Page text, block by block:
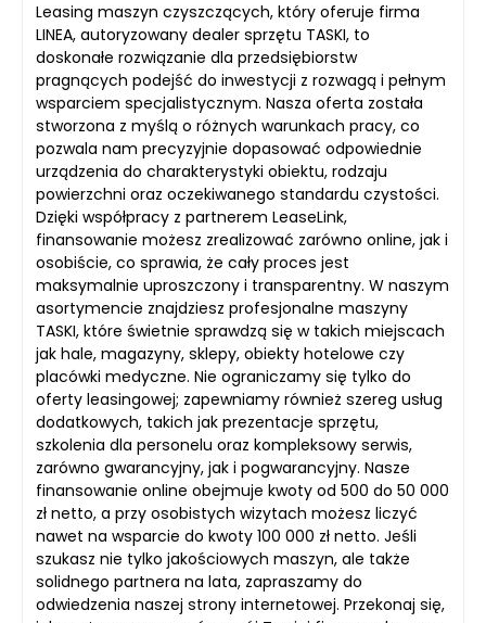
Leasing maszyn czyszczących, który oferuje firma
LINEA, autoryzowany dealer sprzętu TASKI, to
doskonałe rozwiązanie dla przedsiębiorstw
pragnących podejść do inwestycji z rozwagą i pełnym
wsparciem specjalistycznym. Nasza oferta została
stworzona z myślą o różnych warunkach pracy, co
pozwala nam precyzyjnie dopasować odpowiednie
urządzenia do charakterystyki obiektu, rodzaju
powierzchni oraz oczekiwanego standardu czystości.
Dzięki współpracy z partnerem LeaseLink,
finansowanie możesz zrealizować zarówno online, jak i
osobiście, co sprawia, że cały proces jest
maksymalnie uproszczony i transparentny. W naszym
asortymencie znajdziesz profesjonalne maszyny
TASKI, które świetnie sprawdzą się w takich miejscach
jak hale, magazyny, sklepy, obiekty hotelowe czy
placówki medyczne. Nie ograniczamy się tylko do
oferty leasingowej; zapewniamy również szereg usług
dodatkowych, takich jak prezentacje sprzętu,
szkolenia dla personelu oraz kompleksowy serwis,
zarówno gwarancyjny, jak i pogwarancyjny. Nasze
finansowanie online obejmuje kwoty od 500 do 50 000
zł netto, a przy osobistych wizytach możesz liczyć
nawet na wsparcie do kwoty 100 000 zł netto. Jeśli
szukasz nie tylko jakościowych maszyn, ale także
solidnego partnera na lata, zapraszamy do
odwiedzenia naszej strony internetowej. Przekonaj się,